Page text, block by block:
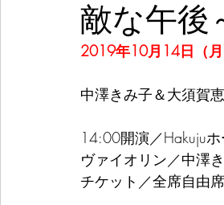
敵な午後
2019年10月14日（月
中澤きみ子＆大須賀
14:00開演／Hakujuホ
ヴァイオリン／中澤
チケット／全席自由